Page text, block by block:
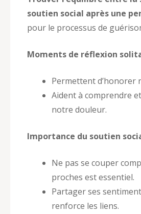
soutien social après une
pour le processus de
Moments de réflexion
Permettent d’honorer
Aident à comprendre
notre douleur.
Importance du soutien
Ne pas se couper
proches est essentiel.
Partager ses
renforce les liens.